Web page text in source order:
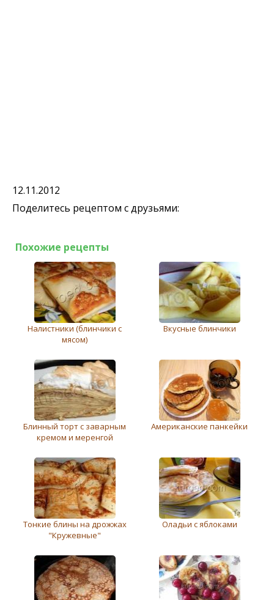
12.11.2012
Поделитесь рецептом с друзьями:
Похожие рецепты
Налистники (блинчики с
мясом)
Вкусные блинчики
Блинный торт с заварным
кремом и меренгой
Американские панкейки
Тонкие блины на дрожжах
"Кружевные"
Оладьи с яблоками